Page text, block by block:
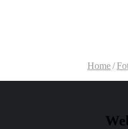
Home/